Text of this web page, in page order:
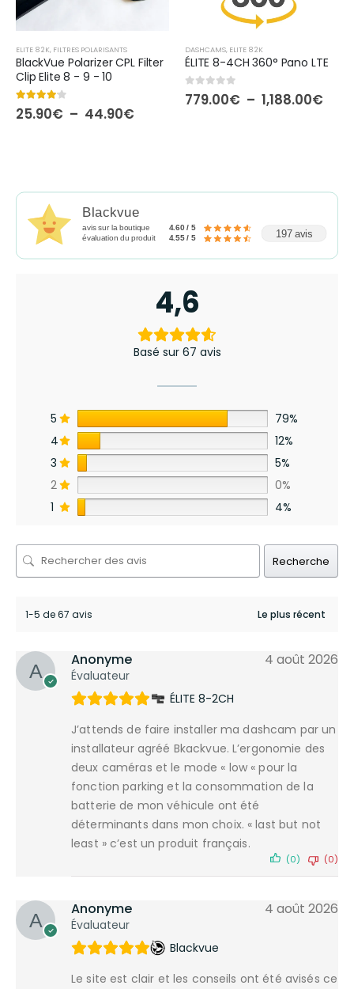
ELITE 8 2K FILTRES POLARISANTS
BlackVue Polarizer CPL Filter
Clip Elite 8 - 9 - 10
4.00 out of 5
25.90€ – 44.90€
DASHCAMS ELITE 8 2K
ÉLITE 8-4CH 360° Pano LTE
0out of 5
779.00€ – 1,188.00€
Blackvue
avis sur la boutique
4.60 / 5
évaluation du produit
4.55 / 5 197 avis
4,6
Basé sur 67 avis
5
79%
4
12%
3
5%
2
0%
1
4%
Recherche
1-5 de 67 avis
Anonyme
Évaluateur
4 août 2026
ÉLITE 8-2CH
J’attends de faire installer ma dashcam par un
installateur agréé Bkackvue. L’ergonomie des
deux caméras et le mode « low « pour la
fonction parking et la consommation de la
batterie de mon véhicule ont été
déterminants dans mon choix. « last but not
least » c’est un produit français.
(0) (0)
Anonyme
Évaluateur
4 août 2026
Blackvue
Le site est clair et les conseils ont été avisés ce